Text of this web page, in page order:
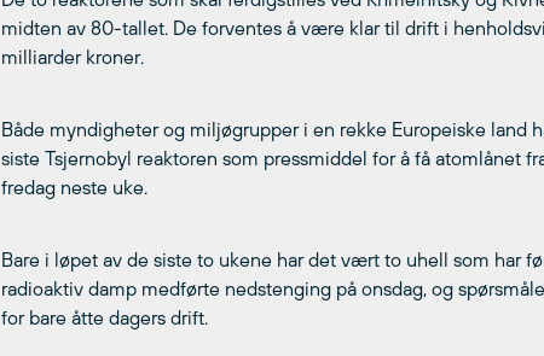
midten av 80-tallet. De forventes å være klar til drift i
milliarder kroner.
Både myndigheter og miljøgrupper i en rekke Europeiske land
siste Tsjernobyl reaktoren som pressmiddel for å få atomlånet
fredag neste uke.
Bare i løpet av de siste to ukene har det vært to uhell som har
radioaktiv damp medførte nedstenging på onsdag, og
for bare åtte dagers drift.